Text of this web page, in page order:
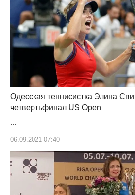
Одесская теннисистка Элина
четвертьфинал US Open
06.09.2021 07:40